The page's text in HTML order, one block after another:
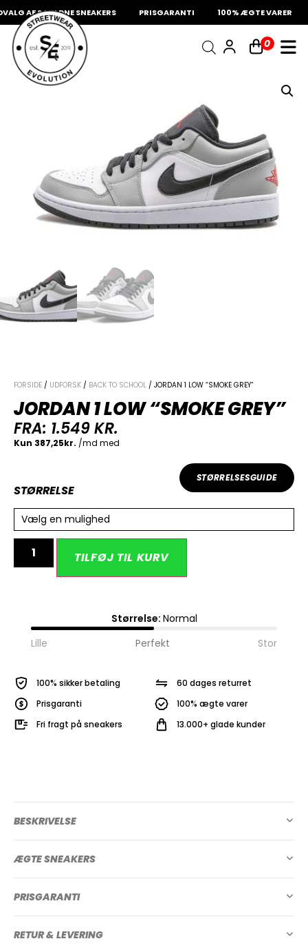
AF SJÆLDNE SNEAKERS PRISGARANTI 100% ÆGTE VARER
0
INDKØBSKURV
Fri fragt på sneakers 60 dages returret
Din kurv er tom.
FORSIDE / UDFORSK / BACK TO SCHOOL / JORDAN 1 LOW “SMOKE GREY”
JORDAN 1 LOW “SMOKE GREY”
FRA: 1.549KR.
STØRRELSESGUIDE
STØRRELSE
Vælg en mulighed
TILFØJ TIL KURV
Størrelse: Normal
Lille
Perfekt Stor
100% sikker betaling
Prisgaranti
Fri fragt på sneakers
60 dages returret
100% ægte varer
13.000+ glade kunder
BESKRIVELSE
ÆGTE SNEAKERS
PRISGARANTI
RETUR & LEVERING